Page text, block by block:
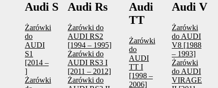
Audi S
Żarówki
do
AUDI
S1
[2014 –
]
Żarówki
Audi Rs
Żarówki do
AUDI RS2
[1994 – 1995]
Żarówki do
AUDI RS3 I
[2011 – 2012]
Żarówki do
Audi
TT
Żarówki
do
AUDI
TT I
[1998 –
2006]
Audi V
Żarówki
do AUDI
V8 [1988
– 1993]
Żarówki
do AUDI
VIRAGE